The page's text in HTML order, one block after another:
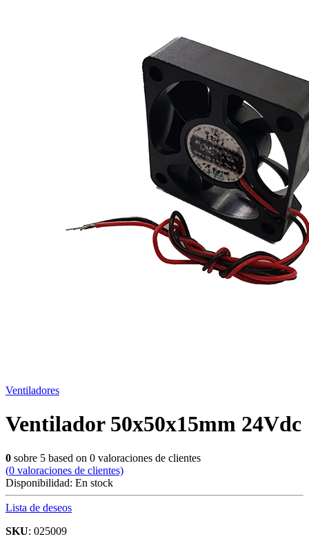
Ventiladores
Ventilador 50x50x15mm 24Vdc
0 sobre 5 based on 0 valoraciones de clientes
(0 valoraciones de clientes)
Disponibilidad: En stock
Lista de deseos
SKU: 025009